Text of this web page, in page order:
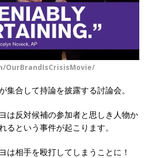
OurBrandIsCrisisMovie/
集合して持論を披露する討論会。
は反対候補の参加者と思しき人物か
るという事件が起こります。
は相手を殴打してしまうことに！